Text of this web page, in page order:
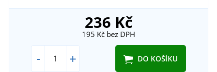
236 Kč
195 Kč bez DPH
- + DO KOŠÍKU